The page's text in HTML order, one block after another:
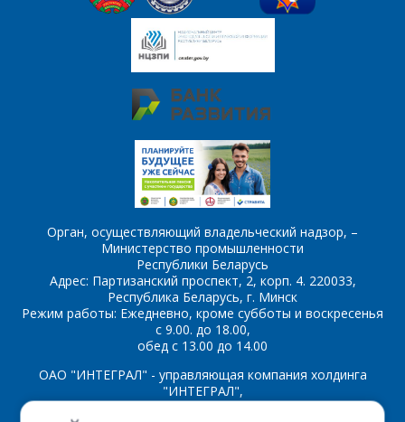
Орган, осуществляющий владельческий надзор, –
Министерство промышленности
Республики Беларусь
Адрес: Партизанский проспект, 2, корп. 4. 220033,
Республика Беларусь, г. Минск
Режим работы: Ежедневно, кроме субботы и воскресенья
с 9.00. до 18.00,
обед с 13.00 до 14.00
ОАО "ИНТЕГРАЛ" - управляющая компания холдинга
"ИНТЕГРАЛ",
Комментарий*
*- обязательные
поля
ОТПРАВИТЬ
Я согласен на
обработку
персональных данных
- обязательные
поля
ОТПРАВИТЬ